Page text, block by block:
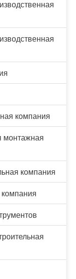
компания
монтажная
компания
компания